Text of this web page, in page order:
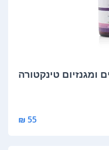
טינקטורה
55 ₪